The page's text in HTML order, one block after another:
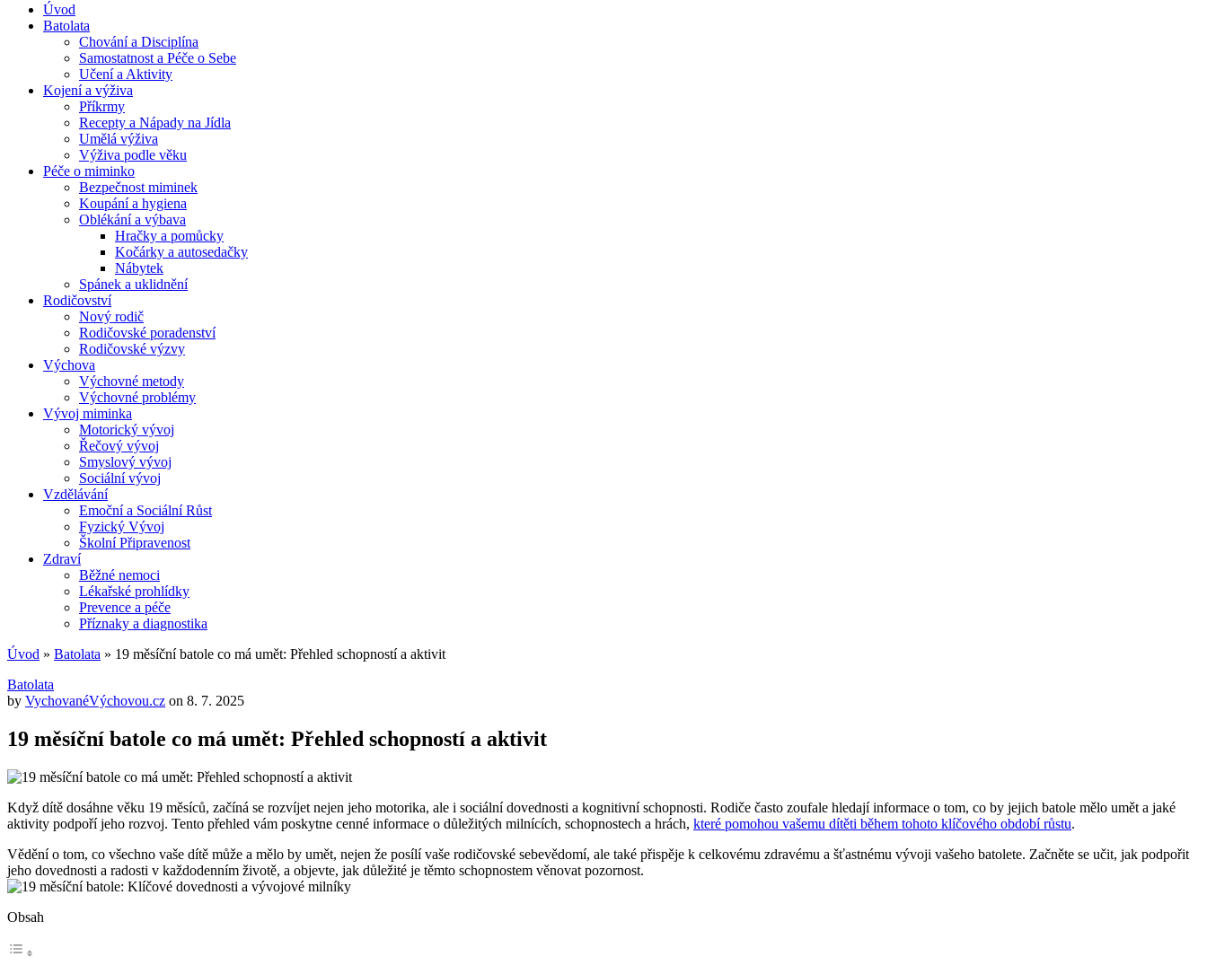
Úvod
Batolata
Chování a Disciplína
Samostatnost a Péče o Sebe
Učení a Aktivity
Kojení a výživa
Příkrmy
Recepty a Nápady na Jídla
Umělá výživa
Výživa podle věku
Péče o miminko
Bezpečnost miminek
Koupání a hygiena
Oblékání a výbava
Hračky a pomůcky
Kočárky a autosedačky
Nábytek
Spánek a uklidnění
Rodičovství
Nový rodič
Rodičovské poradenství
Rodičovské výzvy
Výchova
Výchovné metody
Výchovné problémy
Vývoj miminka
Motorický vývoj
Řečový vývoj
Smyslový vývoj
Sociální vývoj
Vzdělávání
Emoční a Sociální Růst
Fyzický Vývoj
Školní Připravenost
Zdraví
Běžné nemoci
Lékařské prohlídky
Prevence a péče
Příznaky a diagnostika
Úvod » Batolata » 19 měsíční batole co má umět: Přehled schopností a aktivit
Batolata
by VychovanéVýchovou.cz on 8. 7. 2025
19 měsíční batole co má umět: Přehled schopností a aktivit
Když dítě dosáhne věku 19 měsíců, začíná se rozvíjet nejen jeho motorika, ale i sociální dovednosti a kognitivní schopnosti. Rodiče často zoufale hledají informace o tom, co by jejich batole mělo umět a jaké
aktivity podpoří jeho rozvoj. Tento přehled vám poskytne cenné informace o důležitých milnících, schopnostech a hrách, které pomohou vašemu dítěti během tohoto klíčového období růstu.
Vědění o tom, co všechno vaše dítě může a mělo by umět, nejen že posílí vaše rodičovské sebevědomí, ale také přispěje k celkovému zdravému a šťastnému vývoji vašeho batolete. Začněte se učit, jak podpořit
jeho dovednosti a radosti v každodenním životě, a objevte, jak důležité je těmto schopnostem věnovat pozornost.
Obsah